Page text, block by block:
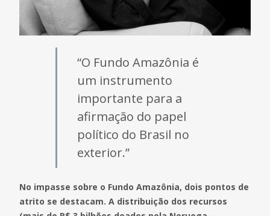
“O Fundo Amazônia é
um instrumento
importante para a
afirmação do papel
político do Brasil no
exterior.”
No impasse sobre o Fundo Amazônia, dois pontos de
atrito se destacam. A distribuição dos recursos